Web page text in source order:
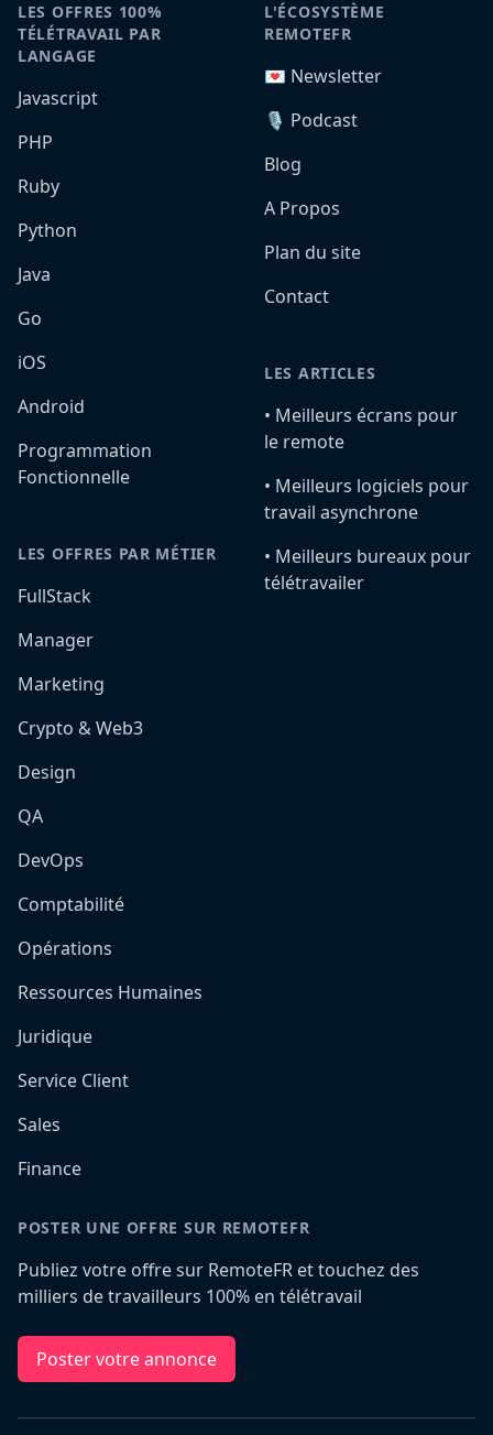
LES OFFRES 100%
TÉLÉTRAVAIL PAR
LANGAGE
Javascript
PHP
Ruby
Python
Java
Go
iOS
Android
Programmation
Fonctionnelle
LES OFFRES PAR MÉTIER
FullStack
Manager
Marketing
Crypto & Web3
Design
QA
DevOps
Comptabilité
Opérations
Ressources Humaines
Juridique
Service Client
Sales
Finance
L'ÉCOSYSTÈME
REMOTEFR
💌 Newsletter
🎙️ Podcast
Blog
A Propos
Plan du site
Contact
LES ARTICLES
•️ Meilleurs écrans pour
le remote
•️ Meilleurs logiciels pour
travail asynchrone
•️ Meilleurs bureaux pour
télétravailer
POSTER UNE OFFRE SUR REMOTEFR
Publiez votre offre sur RemoteFR et touchez des
milliers de travailleurs 100% en télétravail
Poster votre annonce